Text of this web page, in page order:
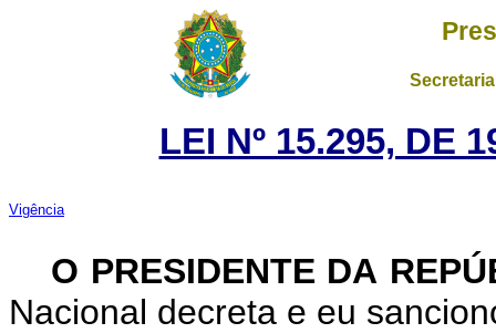
LEI Nº 15.295, DE
Vigência
O PRESIDENTE DA
Nacional decreta e eu